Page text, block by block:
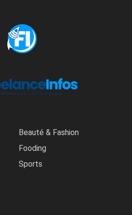
Beauté & Fashion
Fooding
Sports